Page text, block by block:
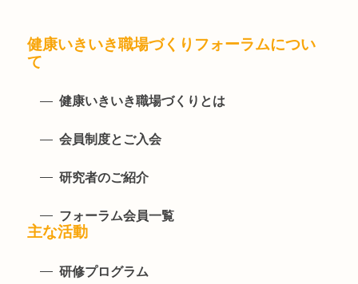
健康いきいき職場づくりフォーラムについ
て
健康いきいき職場づくりとは
会員制度とご入会
研究者のご紹介
フォーラム会員一覧
主な活動
研修プログラム